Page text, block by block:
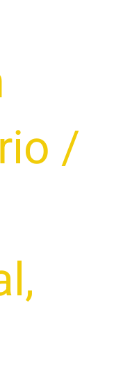
/
,